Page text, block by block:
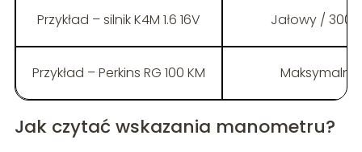
Przykład – silnik K4M 1.6 16V Jałowy /
Przykład – Perkins RG 100 KM
Jak czytać wskazania manometru?